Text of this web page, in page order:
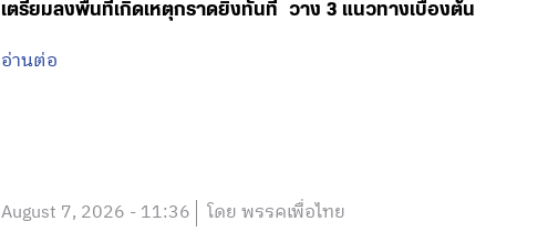
เตรียมลงพื้นที่เกิดเหตุกราดยิงทันที วาง 3 แนวทางเบื้องต้น
อ่านต่อ
August 7, 2026 - 11:36 โดย พรรคเพื่อไทย